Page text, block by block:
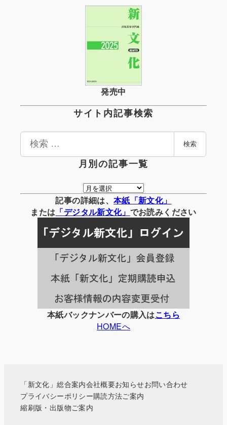
発売中
サイト内記事検索
検
検索
月別の記事一覧
月
別
の
事
一
覧
記事の詳細は、 本紙「新文化」
または 「デジタル新文化」 でお読みください
本紙バックナンバーの購入はこちら
HOMEへ
「新文化」総合案内会社概要お知らせお問い合わせ
プライバシーポリシー購読方法ご案内
縮刷版・出版物ご案内